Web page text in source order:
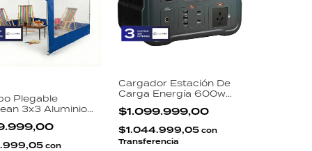
Plegable
3x3 Aluminio
Paredes
Bolso
con
Cargador Estación De
Carga Energía 600w
Portatil Dellorean
$1.099.999,00
$1.044.999,05con
Transferencia